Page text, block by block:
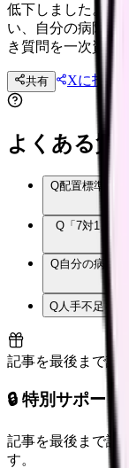
低下しました。医
い、自分の病院の
き質問を一次資料
共有 Xに投稿
よくある質問
Q配置標準を
Q 「7対1」
Q自分の病院
Q 人手不足を
記事を最後まで読
🔒 特別サポート
記事を最後まで読
す。